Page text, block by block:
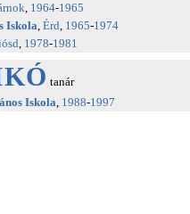
, 1964-1965
Iskola, Érd, 1965-1974
, 1978-1981
tanár
Iskola, 1988-1997